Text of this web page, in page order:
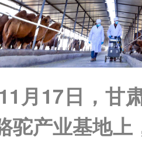
月17日，甘
驼产业基地